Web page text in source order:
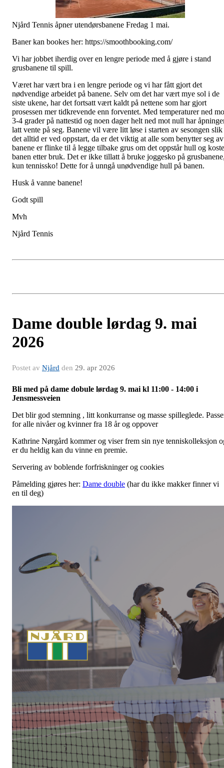
Njård Tennis åpner utendørsbanene Fredag 1 mai.
Baner kan bookes her: https://smoothbooking.com/
Vi har jobbet iherdig over en lengre periode med å gjøre i stand
grusbanene til spill.
Været har vært bra i en lengre periode og vi har fått gjort det
nødvendige arbeidet på banene. Selv om det har vært mye sol i de
siste ukene, har det fortsatt vært kaldt på nettene som har gjort
prosessen mer tidkrevende enn forventet. Med temperaturer ned
3-4 grader på nattestid og noen dager helt ned mot null har
latt vente på seg. Banene vil være litt løse i starten av sesongen slik
det alltid er ved oppstart, da er det viktig at alle som benytter seg av
banene er flinke til å legge tilbake grus om det oppstår hull og
banen etter bruk. Det er ikke tillatt å bruke joggesko på
kun tennissko! Dette for å unngå unødvendige hull på banen.
Husk å vanne banene!
Godt spill
Mvh
Njård Tennis
Dame double lørdag 9. mai
2026
Postet av Njård den 29. apr 2026
Bli med på dame dobule lørdag 9. mai kl 11:00 - 14:00 i
Jensmessveien
Det blir god stemning , litt konkurranse og masse spilleglede.
for alle nivåer og kvinner fra 18 år og oppover
Kathrine Nørgård kommer og viser frem sin nye tenniskolleksjon
er du heldig kan du vinne en premie.
Servering av boblende forfriskninger og cookies
Påmelding gjøres her: Dame double (har du ikke makker finner vi
en til deg)